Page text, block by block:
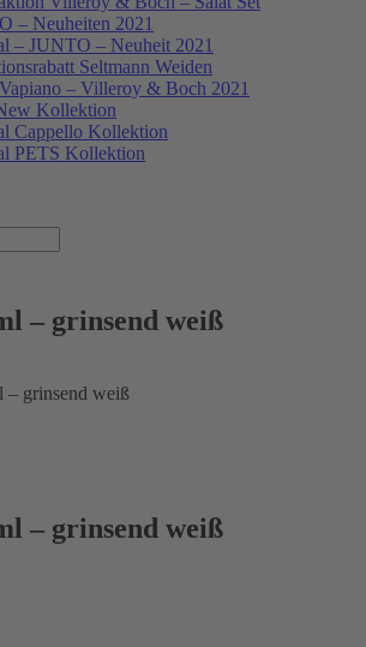
– Neuheiten 2021
– JUNTO – Neuheit 2021
Seltmann Weiden
Vapiano – Villeroy & Boch 2021
Kollektion
Cappello Kollektion
PETS Kollektion
– grinsend weiß
– grinsend weiß
– grinsend weiß